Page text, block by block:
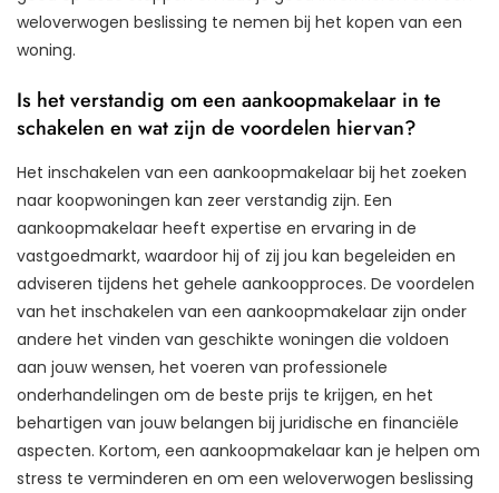
weloverwogen beslissing te nemen bij het kopen van een
woning.
Is het verstandig om een aankoopmakelaar in te
schakelen en wat zijn de voordelen hiervan?
Het inschakelen van een aankoopmakelaar bij het zoeken
naar koopwoningen kan zeer verstandig zijn. Een
aankoopmakelaar heeft expertise en ervaring in de
vastgoedmarkt, waardoor hij of zij jou kan begeleiden en
adviseren tijdens het gehele aankoopproces. De voordelen
van het inschakelen van een aankoopmakelaar zijn onder
andere het vinden van geschikte woningen die voldoen
aan jouw wensen, het voeren van professionele
onderhandelingen om de beste prijs te krijgen, en het
behartigen van jouw belangen bij juridische en financiële
aspecten. Kortom, een aankoopmakelaar kan je helpen om
stress te verminderen en om een weloverwogen beslissing